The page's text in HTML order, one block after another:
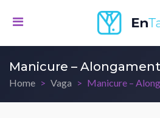
Manicure –
Home Vaga Manicure –